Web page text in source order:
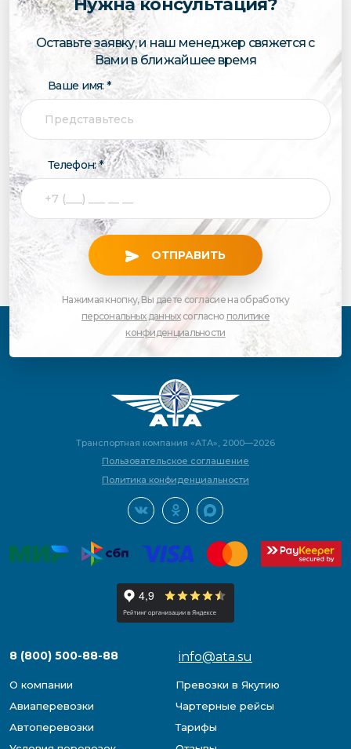
Оставьте заявку, и наш менеджер свяжется с
Вами в ближайшее время
Ваше имя: *
Телефон: *
ОТПРАВИТЬ
Нажимая кнопку, Вы даете согласие на обработку
персональных данныхсогласно политике
конфиденциальности
Транспортная компания «АТА», 2000—2026
Пользовательское соглашение
Политика конфиденциальности
8 (800) 500-88-88 info@ata.su
О компании
Превозки в Якутию
Авиаперевозки
Чартерные рейсы
Автоперевозки
Тарифы